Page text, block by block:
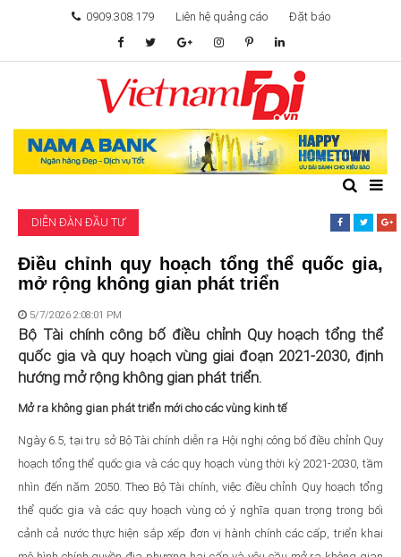
0909.308.179 Liên hệ quảng cáo Đặt báo
TÂM ĐIỂM ĐẦU TƯ
TÀI CHÍNH
KHỞI NGHIỆP
GIẢI TRÍ & CÔNG NGHỆ
DIỄN ĐÀN ĐẦU TƯ
Điều chỉnh quy hoạch tổng thể quốc gia,
mở rộng không gian phát triển
5/7/2026 2:08:01 PM
Bộ Tài chính công bố điều chỉnh Quy hoạch tổng thể
quốc gia và quy hoạch vùng giai đoạn 2021-2030, định
hướng mở rộng không gian phát triển.
Mở ra không gian phát triển mới cho các vùng kinh tế
Ngày 6.5, tại trụ sở Bộ Tài chính diễn ra Hội nghị công bố điều chỉnh Quy
hoạch tổng thể quốc gia và các quy hoạch vùng thời kỳ 2021-2030, tầm
nhìn đến năm 2050. Theo Bộ Tài chính, việc điều chỉnh Quy hoạch tổng
thể quốc gia và các quy hoạch vùng có ý nghĩa quan trọng trong bối
cảnh cả nước thực hiện sắp xếp đơn vị hành chính các cấp, triển khai